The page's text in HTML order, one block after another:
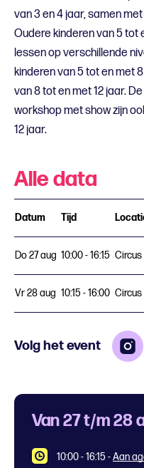
van 3 en 4 jaar, samen
Oudere kinderen van 5 tot
lessen op verschillende
kinderen van 5 tot en met
van 8 tot en met 12 jaar.
workshop met show zijn
12 jaar.
Alle data
Datum Tijd
Do 27 aug 10:00 - 16:15
Vr 28 aug 10:15 - 16:00
Volg het event
Van 27 t/m 28
10:00 - 16:15 -Aan